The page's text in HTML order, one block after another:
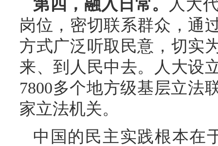
第四，融入日常。
人大
岗位，密切联系群众，通
方式广泛听取民意，切实
来、到人民中去。人大设
7800多个地方级基层立法
家立法机关。
中国的民主实践根本在